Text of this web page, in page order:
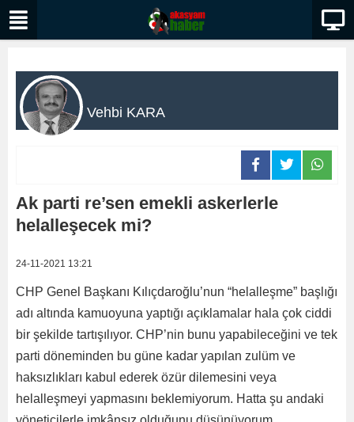
Vehbi KARA
Ak parti re’sen emekli askerlerle
helalleşecek mi?
24-11-2021 13:21
CHP Genel Başkanı Kılıçdaroğlu’nun “helalleşme” başlığı
adı altında kamuoyuna yaptığı açıklamalar hala çok ciddi
bir şekilde tartışılıyor. CHP’nin bunu yapabileceğini ve tek
parti döneminden bu güne kadar yapılan zulüm ve
haksızlıkları kabul ederek özür dilemesini veya
helalleşmeyi yapmasını beklemiyorum. Hatta şu andaki